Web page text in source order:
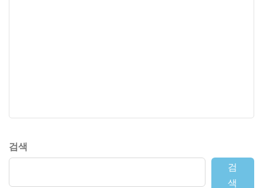
검색
검
색